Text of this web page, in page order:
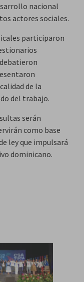
nacional
actores sociales.
participaron
de la
del trabajo.
serán
como base
ley que impulsará
dominicano.